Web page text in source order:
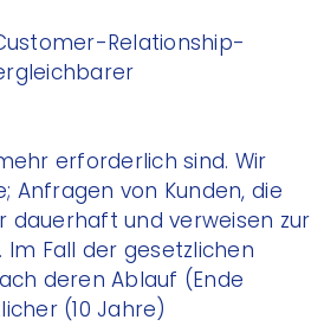
Relationship-
erforderlich sind. Wir
Anfragen von Kunden, die
dauerhaft und verweisen zur
Fall der gesetzlichen
deren Ablauf (Ende
(10 Jahre)